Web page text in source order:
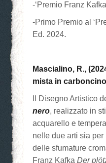
-‘Premio Franz
-Primo Premio al
Ed. 2024.
Mascialino, R.,
mista in
Il Disegno Artistico
nero, realizzato in
acquarello e
nelle due arti sia
delle sfumature
Franz Kafka Der